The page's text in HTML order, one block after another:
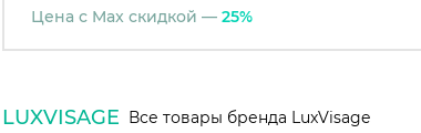
Цена с Max скидкой — 25%
LUXVISAGE Все товары бренда LuxVisage